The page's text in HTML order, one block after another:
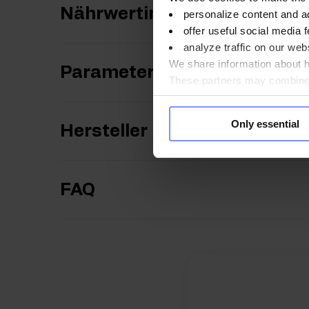
personalize content and
offer useful social media
analyze traffic on our
We share information about
These partners may
you use their services. Do
Only essential
Nährwertinformationen
Parameter
Hersteller
FAQ